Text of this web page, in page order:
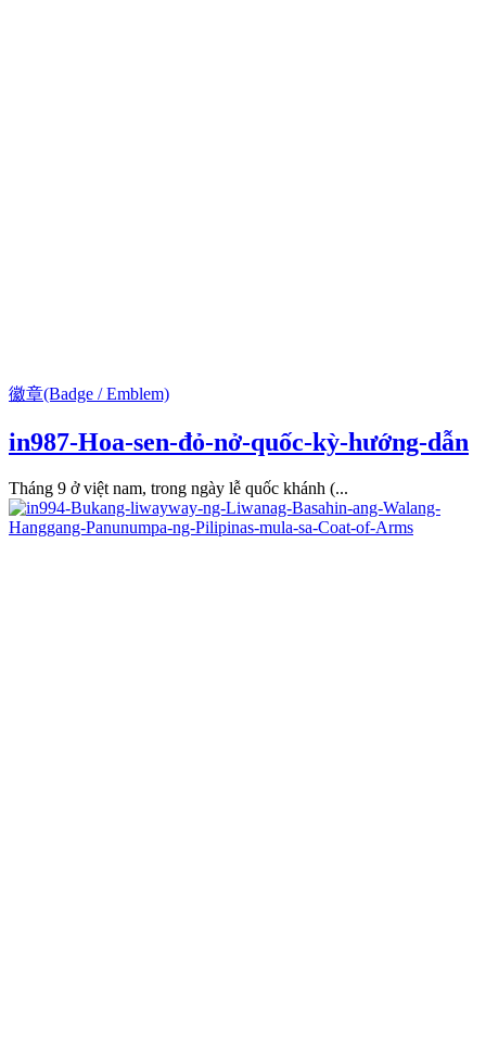
徽章(Badge / Emblem)
in987-Hoa-sen-đỏ-nở-quốc-kỳ-hướng-dẫn
Tháng 9 ở việt nam, trong ngày lễ quốc khánh (...